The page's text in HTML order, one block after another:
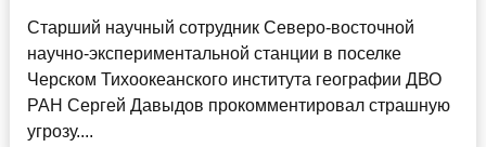
Старший научный сотрудник Северо-восточной
научно-экспериментальной станции в поселке
Черском Тихоокеанского института географии ДВО
РАН Сергей Давыдов прокомментировал страшную
угрозу....